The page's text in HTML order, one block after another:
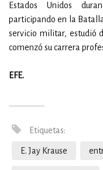
Estados Unidos
participando en la
servicio militar, estudió
comenzó su carrera
EFE.
Etiquetas:
E. Jay Krause